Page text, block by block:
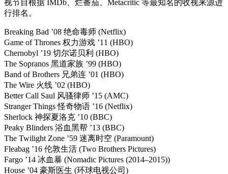
视节目根据 IMDb、烂番茄、Metacritic 等最知名的收视来源进
行排名。
Breaking Bad ’08 绝命毒师 (Netflix)
Game of Thrones 权力游戏 ’11 (HBO)
Chernobyl ’19 切尔诺贝利 (HBO)
The Sopranos 黑道家族 ’99 (HBO)
Band of Brothers 兄弟连 ’01 (HBO)
The Wire 火线 ’02 (HBO)
Better Call Saul 风骚律师 ’15 (AMC)
Stranger Things 怪奇物语 ’16 (Netflix)
Sherlock 神探夏洛克 ’10 (BBC)
Peaky Blinders 浴血黑帮 ’13 (BBC)
The Twilight Zone ’59 迷离时空 (Paramount)
Fleabag ’16 伦敦生活 (Two Brothers Pictures)
Fargo ’14 冰血暴 (Nomadic Pictures (2014–2015))
House ’04 豪斯医生 (环球电视公司)